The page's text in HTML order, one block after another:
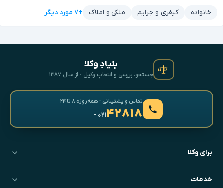
خانواده کیفری و جرایم ملکی و املاک +۷ مورد دیگر
بنیادِ وکلا
جستجو، بررسی و انتخابِ وکیل · از سال ۱۳۸۷
تماس و پشتیبانی · همه‌روزه ۸ تا ۲۴
۴۲۸۱۸- ۰۲۱
برای وکلا
خدمات